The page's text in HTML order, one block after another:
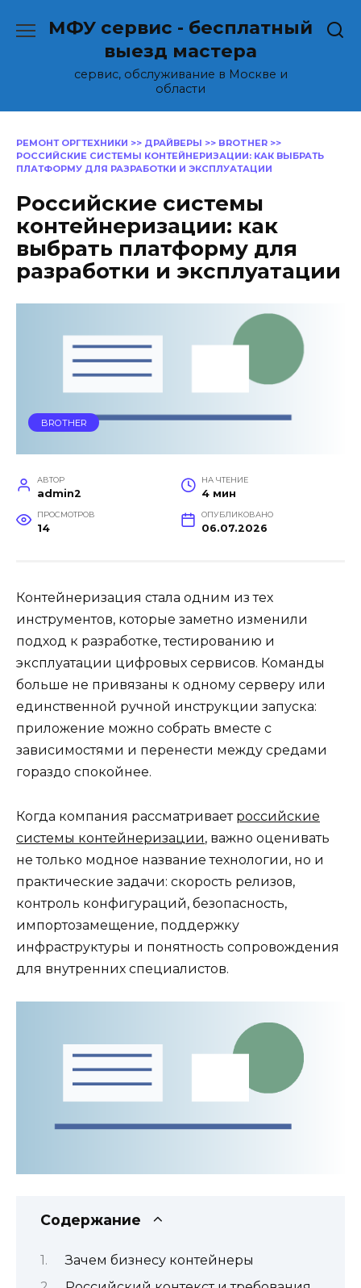
МФУ сервис - бесплатный
выезд мастера
сервис, обслуживание в Москве и
области
РЕМОНТ ОРГТЕХНИКИ >> ДРАЙВЕРЫ >> BROTHER >>
РОССИЙСКИЕ СИСТЕМЫ КОНТЕЙНЕРИЗАЦИИ: КАК ВЫБРАТЬ
ПЛАТФОРМУ ДЛЯ РАЗРАБОТКИ И ЭКСПЛУАТАЦИИ
Российские системы
контейнеризации: как
выбрать платформу для
разработки и эксплуатации
BROTHER
АВТОР
admin2
НА ЧТЕНИЕ
4 мин
ПРОСМОТРОВ
14
ОПУБЛИКОВАНО
06.07.2026
Контейнеризация стала одним из тех
инструментов, которые заметно изменили
подход к разработке, тестированию и
эксплуатации цифровых сервисов. Команды
больше не привязаны к одному серверу или
единственной ручной инструкции запуска:
приложение можно собрать вместе с
зависимостями и перенести между средами
гораздо спокойнее.
Когда компания рассматривает российские
системы контейнеризации, важно оценивать
не только модное название технологии, но и
практические задачи: скорость релизов,
контроль конфигураций, безопасность,
импортозамещение, поддержку
инфраструктуры и понятность сопровождения
для внутренних специалистов.
Содержание
Зачем бизнесу контейнеры